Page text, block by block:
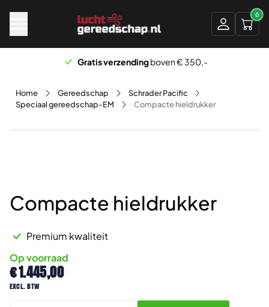
0
Gratis verzendingboven € 350,-
Home Gereedschap
Schrader Pacific
Speciaal gereedschap-EM
Compacte hieldrukker
Compacte hieldrukker
€1.445,00
excl. btw
Premium kwaliteit
Op voorraad